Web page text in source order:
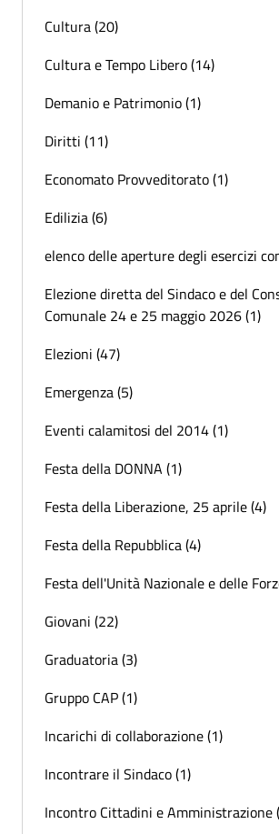
Cultura (20)
Cultura e Tempo Libero (14)
Demanio e Patrimonio (1)
Diritti (11)
Economato Provveditorato (1)
Edilizia (6)
elenco delle aperture degli esercizi
Elezione diretta del Sindaco e del
Comunale 24 e 25 maggio 2026 (1)
Elezioni (47)
Emergenza (5)
Eventi calamitosi del 2014 (1)
Festa della DONNA (1)
Festa della Liberazione, 25 aprile (4)
Festa della Repubblica (4)
Festa dell'Unità Nazionale e delle
Giovani (22)
Graduatoria (3)
Gruppo CAP (1)
Incarichi di collaborazione (1)
Incontrare il Sindaco (1)
Incontro Cittadini e Amministrazione